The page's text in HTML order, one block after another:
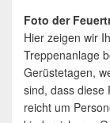
Foto der
Hier zeigen wir
Treppenanlage
Gerüstetagen,
sind, dass diese
reicht um